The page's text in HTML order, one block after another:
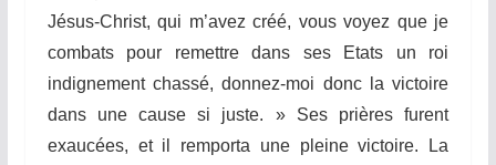
Jésus-Christ, qui m’avez créé, vous voyez que je
combats pour remettre dans ses Etats un roi
indignement chassé, donnez-moi donc la victoire
dans une cause si juste. » Ses prières furent
exaucées, et il remporta une pleine victoire. La